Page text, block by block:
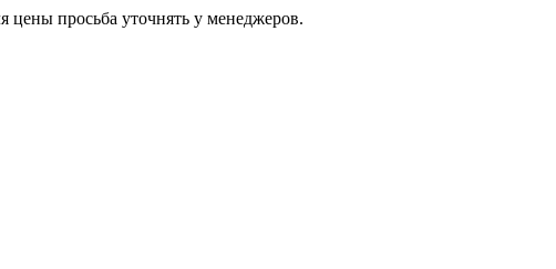
цены просьба уточнять у менеджеров.